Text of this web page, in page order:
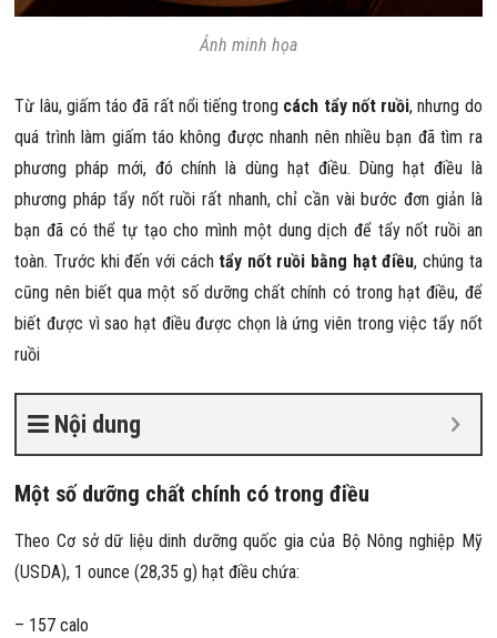
Ảnh minh họa
Từ lâu, giấm táo đã rất nổi tiếng trong cách tẩy nốt ruồi, nhưng do
quá trình làm giấm táo không được nhanh nên nhiều bạn đã tìm ra
phương pháp mới, đó chính là dùng hạt điều. Dùng hạt điều là
phương pháp tẩy nốt ruồi rất nhanh, chỉ cần vài bước đơn giản là
bạn đã có thể tự tạo cho mình một dung dịch để tẩy nốt ruồi an
toàn. Trước khi đến với cách tẩy nốt ruồi bằng hạt điều, chúng ta
cũng nên biết qua một số dưỡng chất chính có trong hạt điều, để
biết được vì sao hạt điều được chọn là ứng viên trong việc tẩy nốt
ruồi
Nội dung
Một số dưỡng chất chính có trong điều
Theo Cơ sở dữ liệu dinh dưỡng quốc gia của Bộ Nông nghiệp Mỹ
(USDA), 1 ounce (28,35 g) hạt điều chứa:
– 157 calo